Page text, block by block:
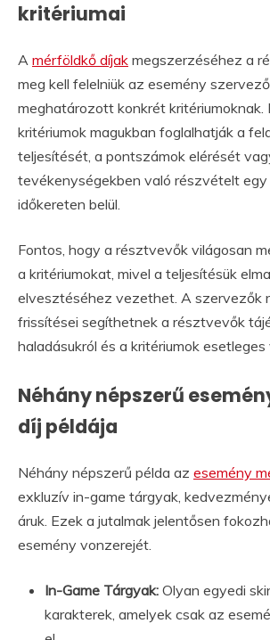
kritériumai
A mérföldkő díjak megszerzéséhez a
meg kell felelniük az esemény
meghatározott konkrét kritériumoknak.
kritériumok magukban foglalhatják a
teljesítését, a pontszámok elérését
tevékenységekben való részvételt
időkereten belül.
Fontos, hogy a résztvevők világosan
a kritériumokat, mivel a teljesítésük
elvesztéséhez vezethet. A szervezők
frissítései segíthetnek a résztvevők
haladásukról és a kritériumok
Néhány népszerű
díj példája
Néhány népszerű példa az esemény
exkluzív in-game tárgyak,
áruk. Ezek a jutalmak jelentősen
esemény vonzerejét.
In-Game Tárgyak: Olyan egyedi
karakterek, amelyek csak az